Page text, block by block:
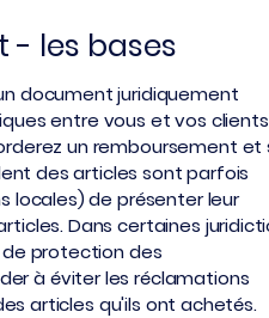
- les bases
document juridiquement
entre vous et vos
un remboursement et
des articles sont parfois
locales) de présenter leur
Dans certaines
protection des
à éviter les réclamations
articles qu'ils ont achetés.